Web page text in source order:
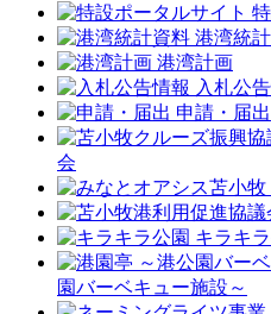
港湾統
港湾計画
入札公
申請・届出
会
キラキ
園バーベキュー施設～